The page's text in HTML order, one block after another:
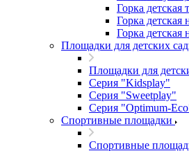
Горка детская
Горка
Горка детская
Площадки для детских
Площадки для
Серия "Kidsplay"
Серия "Sweetplay"
Серия "Оptimum-
Спортивные площадки
Спортивные